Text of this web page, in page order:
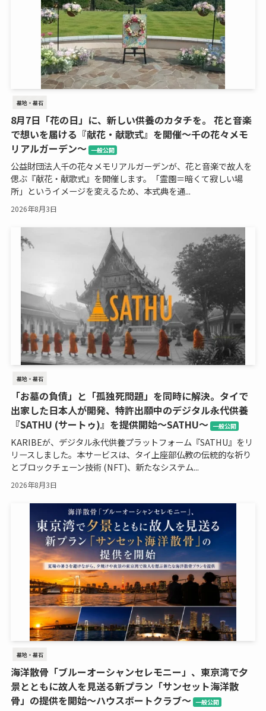
墓地・墓石
8月7日「花の日」に、新しい供養のカタチを。 花と音楽
で想いを届ける『献花・献歌式』を開催～千の花々メモ
リアルガーデン～ 一般公開
公益財団法人千の花々メモリアルガーデンが、花と音楽で故人を
偲ぶ『献花・献歌式』を開催します。「霊園＝暗くて寂しい場
所」というイメージを変えるため、本式典を通...
2026年8月3日
墓地・墓石
「お墓の負債」と「孤独死問題」を同時に解決。タイで
出家した日本人が開発、特許出願中のデジタル永代供養
『SATHU (サートゥ)』を提供開始～SATHU～ 一般公開
KARIBEが、デジタル永代供養プラットフォーム『SATHU』をリ
リースしました。本サービスは、タイ上座部仏教の伝統的な祈り
とブロックチェーン技術 (NFT)、新たなシステム...
2026年8月3日
墓地・墓石
海洋散骨「ブルーオーシャンセレモニー」、東京湾で夕
景とともに故人を見送る新プラン「サンセット海洋散
骨」の提供を開始～ハウスボートクラブ～ 一般公開